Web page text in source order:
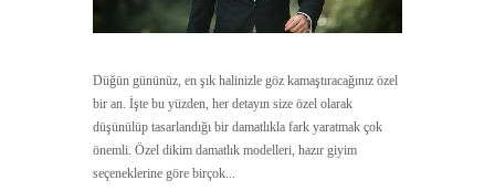
Düğün gününüz, en şık halinizle göz kamaştıracağınız özel
bir an. İşte bu yüzden, her detayın size özel olarak
düşünülüp tasarlandığı bir damatlıkla fark yaratmak çok
önemli. Özel dikim damatlık modelleri, hazır giyim
seçeneklerine göre birçok...